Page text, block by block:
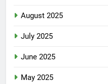
August 2025
July 2025
June 2025
May 2025